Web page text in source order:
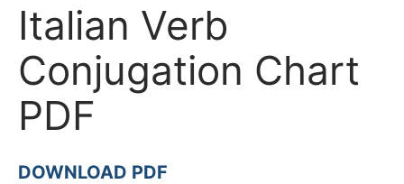
Italian Verb
Conjugation Chart
PDF
DOWNLOAD PDF